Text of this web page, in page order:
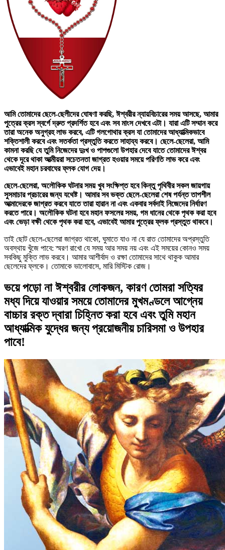
আমি তোমাদের ছেলে-ছেলীদের ঘোষণা করছি, ঈশ্বরীর ন্যায়বিচারের সময় আসছে, আমার
পুত্রের ক্রস স্বর্গে দ্রুত প্রদর্শিত হবে এবং সব মাংস দেখবে এটা। যারা এটি সম্মান করে
তারা অনেক অনুগ্রহ লাভ করবে, এটি গলগোথার ক্রস যা তোমাদের আধ্যাত্মিকভাবে
শক্তিশালী করবে এবং সতর্কতা প্রস্তুতি করতে সাহায্য করবে। ছেলে-ছেলেরা, আমি
কামনা করছি যে তুমি নিজেদের দুঃখ ও পাপগুলো উপহার দেবে যাতে তোমাদের ঈশ্বর
থেকে দূরে থাকা আত্মীয়রা সচেতনতা জাগ্রত হওয়ার সময়ে পরিণতি লাভ করে এবং
এভাবেই মহান চরবাঘের ফ্লক যোগ দেয়।
ছেলে-ছেলেরা, অলৌকিক ঘটনার সময় খুব সংক্ষিপ্ত হবে কিন্তু পৃথিবীর সকল জায়গায়
সুসমাচার প্রচারের জন্য যথেষ্ট। আমার সব ভক্ত ছেলে-ছেলেরা শেষ পর্যন্ত তাপশীল
আত্মাদেরকে জাগ্রত করবে যাতে তারা হারান না এবং একবার সর্বদাই নিজেদের নির্ধারণ
করতে পারে। অলৌকিক ঘটনা হবে মহান ফসলের সময়, গম ধানের থেকে পৃথক করা হবে
এবং ভেড়া বক্ষী থেকে পৃথক করা হবে, এভাবেই আমার পুত্রের ফ্লক প্রস্তুত থাকবে।
তাই ছোট ছেলে-ছেলেরা জাগ্রত থাকো, ঘুমাতে যাও না যে রাত তোমাদের অপ্রস্তুতি
অবস্থায় খুঁজে পাবে: স্মরণ রাখো যে সময় আর সময় নয় এবং এই সময়ের কোনও সময়
সবকিছু মুক্তি লাভ করবে। আমার আশীর্বাদ ও রক্ষা তোমাদের সাথে থাকুক আমার
ছেলেদের ফ্লকে। তোমাকে ভালোবাসে, মারি মিস্টিক রোজ।
ভয়ে পড়ো না ঈশ্বরীর লোকজন, কারণ তোমরা সত্যির
মধ্য দিয়ে যাওয়ার সময়ে তোমাদের মুখমণ্ডলে আগ্নেয়
বাচ্চার রক্ত দ্বারা চিহ্নিত করা হবে এবং তুমি মহান
আধ্যাত্মিক যুদ্ধের জন্য প্রয়োজনীয় চারিসমা ও উপহার
পাবে!